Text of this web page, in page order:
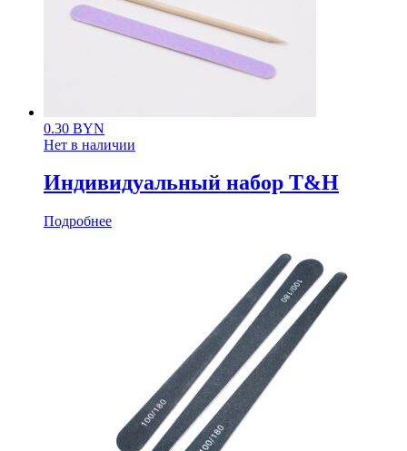
0.30 BYN
Нет в наличии
Индивидуальный набор T&H
Подробнее